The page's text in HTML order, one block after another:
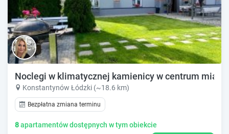
Noclegi w klimatycznej kamienicy w centrum
Konstantynów Łódzki (~18.6 km)
Bezpłatna zmiana terminu
8apartamentów dostępnych w tym obiekcie